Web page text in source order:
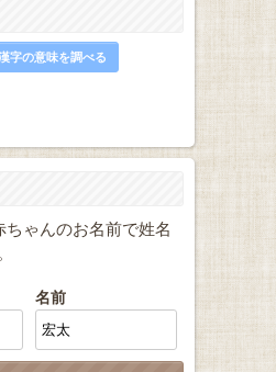
字の意味を調べる
ちゃんのお名前で姓名
名前